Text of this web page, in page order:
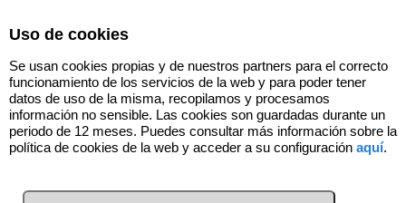
Volver
Uso de cookies
Se usan cookies propias y de nuestros partners para el correcto
funcionamiento de los servicios de la web y para poder tener
datos de uso de la misma, recopilamos y procesamos
información no sensible. Las cookies son guardadas durante un
periodo de 12 meses. Puedes consultar más información sobre la
política de cookies de la web y acceder a su configuración aquí.